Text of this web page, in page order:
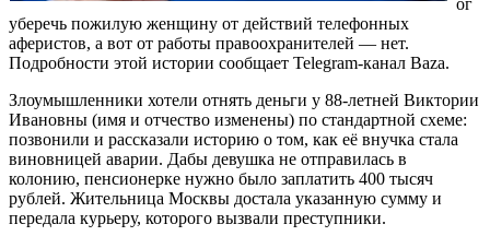
уберечь пожилую женщину от действий телефонных
аферистов, а вот от работы правоохранителей — нет.
Подробности этой истории сообщает Telegram-канал Baza.
Злоумышленники хотели отнять деньги у 88-летней Виктории
Ивановны (имя и отчество изменены) по стандартной схеме:
позвонили и рассказали историю о том, как её внучка стала
виновницей аварии. Дабы девушка не отправилась в
колонию, пенсионерке нужно было заплатить 400 тысяч
рублей. Жительница Москвы достала указанную сумму и
передала курьеру, которого вызвали преступники.